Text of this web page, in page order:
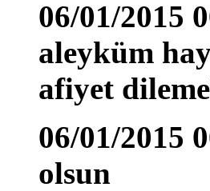
06/01/2015
aleyküm
afiyet
06/01/2015
olsun